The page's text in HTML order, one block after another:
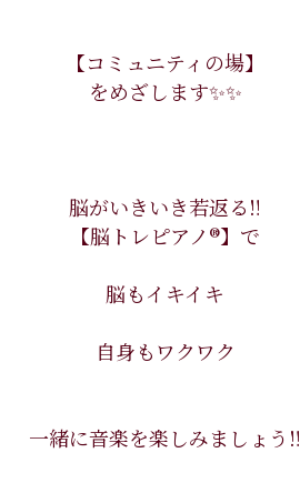
【コミュニティの場】
をめざします✨✨
脳がいきいき若返る‼️
【脳トレピアノ®】で
脳もイキイキ
自身もワクワク
一緒に音楽を楽しみましょう‼️